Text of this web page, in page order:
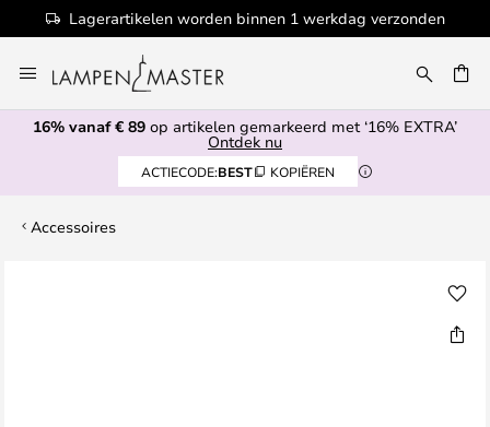
Lagerartikelen worden binnen 1 werkdag verzonden
naar
de
inhoud
16% vanaf € 89 op artikelen gemarkeerd met ‘16% EXTRA’
Ontdek nu
ACTIECODE:BEST KOPIËREN
Accessoires